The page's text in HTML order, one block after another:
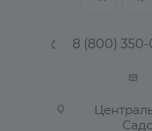
8 (800) 350-